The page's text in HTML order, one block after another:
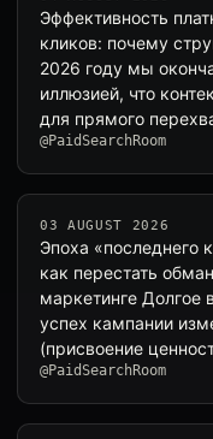
Эффективность
кликов: почему
2026 году мы
иллюзией, что
для прямого
@PaidSearchRoom
03 AUGUST 2026
Эпоха «последнего
как перестать
маркетинге
успех кампании
(присвоение
@PaidSearchRoom